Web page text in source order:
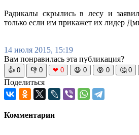
Радикалы скрылись в лесу и
только если им прикажет их лидер
14 июля 2015, 15:19
Вам понравилась эта публикация?
👍 0 👎 0 ❤ 0 😆 0 😡 0 🤔 0
Поделиться
Комментарии